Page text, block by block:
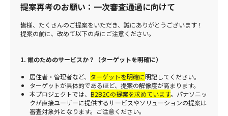
提案再考のお願い：一次審査通過に向けて
皆様、たくさんのご提案をいただき、誠にありがとうございます！
提案の前に、改めて以下の点にご注意ください。
1. 誰のためのサービスか？（ターゲットを明確に）
居住者・管理者など、 ターゲットを明確に明記してください。
ターゲットが具体的であるほど、提案の解像度が高まります。
本プロジェクトでは、 B2B2Cの提案を求めています。パナソニッ
クが直接ユーザーに提供するサービスやソリューションの提案は
審査対象外となります。ご注意ください。